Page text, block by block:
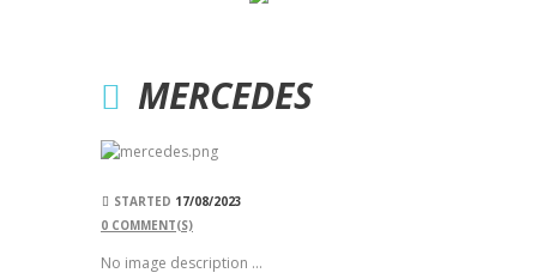
MERCEDES
STARTED 17/08/2023
0 COMMENT(S)
No image description ...